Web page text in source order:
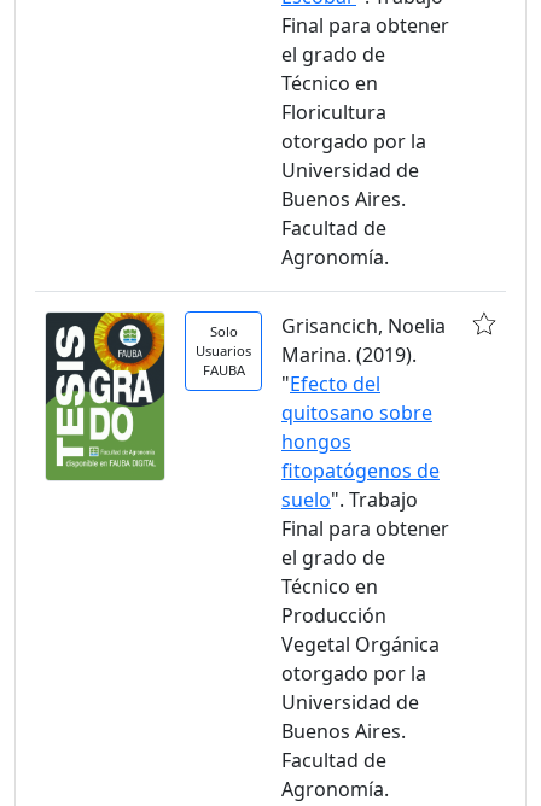
Final para obtener
el grado de
Técnico en
Floricultura
otorgado por la
Universidad de
Buenos Aires.
Facultad de
Agronomía.
Solo
Usuarios
FAUBA
Grisancich, Noelia
Marina. (2019).
"Efecto del
quitosano sobre
hongos
fitopatógenos de
suelo". Trabajo
Final para obtener
el grado de
Técnico en
Producción
Vegetal Orgánica
otorgado por la
Universidad de
Buenos Aires.
Facultad de
Agronomía.